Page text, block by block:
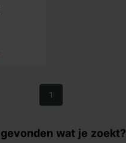
1
wat je zoekt?